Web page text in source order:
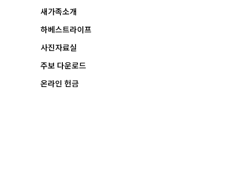
새가족소개
하베스트라이프
사진자료실
주보 다운로드
온라인 헌금